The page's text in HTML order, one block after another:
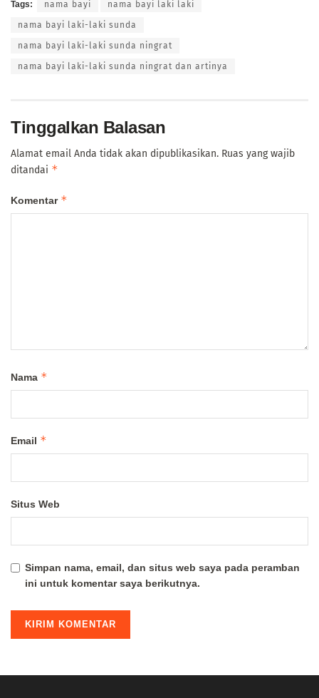
Tags: nama bayi nama bayi laki laki
nama bayi laki-laki sunda
nama bayi laki-laki sunda ningrat
nama bayi laki-laki sunda ningrat dan artinya
Tinggalkan Balasan
Alamat email Anda tidak akan dipublikasikan. Ruas yang wajib
ditandai *
Komentar *
Nama *
Email *
Situs Web
Simpan nama, email, dan situs web saya pada peramban
ini untuk komentar saya berikutnya.